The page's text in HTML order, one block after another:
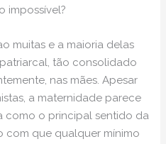
impossível?
muitas e a maioria delas
tão consolidado
nas mães. Apesar
a maternidade parece
como o principal sentido da
com que qualquer mínimo